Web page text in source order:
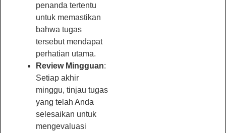
penanda tertentu
untuk memastikan
bahwa tugas
tersebut mendapat
perhatian utama.
Review Mingguan:
Setiap akhir
minggu, tinjau tugas
yang telah Anda
selesaikan untuk
mengevaluasi